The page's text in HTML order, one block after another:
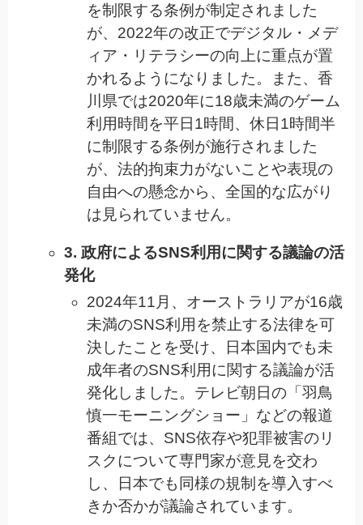
を制限する条例が制定されました
が、2022年の改正でデジタル・メデ
ィア・リテラシーの向上に重点が置
かれるようになりました。また、香
川県では2020年に18歳未満のゲーム
利用時間を平日1時間、休日1時間半
に制限する条例が施行されました
が、法的拘束力がないことや表現の
自由への懸念から、全国的な広がり
は見られていません。
3. 政府によるSNS利用に関する議論の活
発化
2024年11月、オーストラリアが16歳
未満のSNS利用を禁止する法律を可
決したことを受け、日本国内でも未
成年者のSNS利用に関する議論が活
発化しました。テレビ朝日の「羽鳥
慎一モーニングショー」などの報道
番組では、SNS依存や犯罪被害のリ
スクについて専門家が意見を交わ
し、日本でも同様の規制を導入すべ
きか否かが議論されています。